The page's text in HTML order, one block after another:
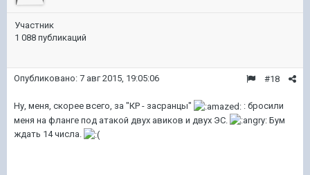
Участник
1 088 публикаций
#18
Опубликовано: 7 авг 2015, 19:05:06
Ну, меня, скорее всего, за "КР - засранцы"
: бросили
меня на фланге под атакой двух авиков и двух ЭС.
Бум
ждать 14 числа.